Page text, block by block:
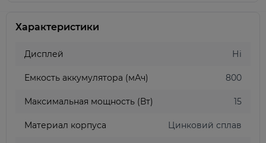
Характеристики
Дисплей Ні
Емкость аккумулятора (мАч) 800
Максимальная мощность (Вт) 15
Материал корпуса Цинковий сплав